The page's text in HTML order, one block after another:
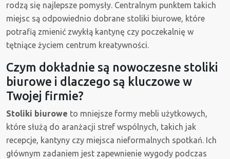
rodzą się najlepsze pomysły. Centralnym punktem takich
miejsc są odpowiednio dobrane stoliki biurowe, które
potrafią zmienić zwykłą kantynę czy poczekalnię w
tętniące życiem centrum kreatywności.
Czym dokładnie są nowoczesne stoliki
biurowe i dlaczego są kluczowe w
Twojej firmie?
Stoliki biurowe to mniejsze formy mebli użytkowych,
które służą do aranżacji stref wspólnych, takich jak
recepcje, kantyny czy miejsca nieformalnych spotkań. Ich
głównym zadaniem jest zapewnienie wygody podczas